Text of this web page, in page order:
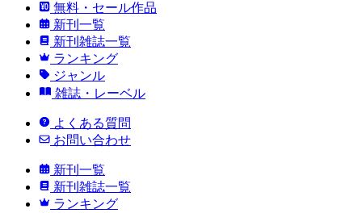
無料・セール作品
新刊一覧
新刊雑誌一覧
ランキング
ジャンル
雑誌・レーベル
よくある質問
お問い合わせ
新刊一覧
新刊雑誌一覧
ランキング